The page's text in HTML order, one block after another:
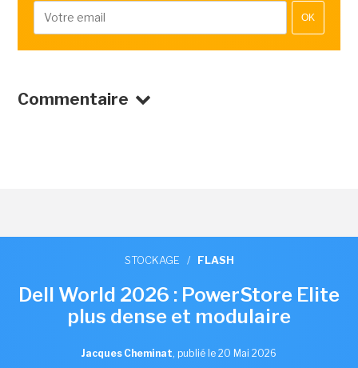
OK
Commentaire
STOCKAGE / FLASH
Dell World 2026 : PowerStore Elite
plus dense et modulaire
Jacques Cheminat, publié le 20 Mai 2026